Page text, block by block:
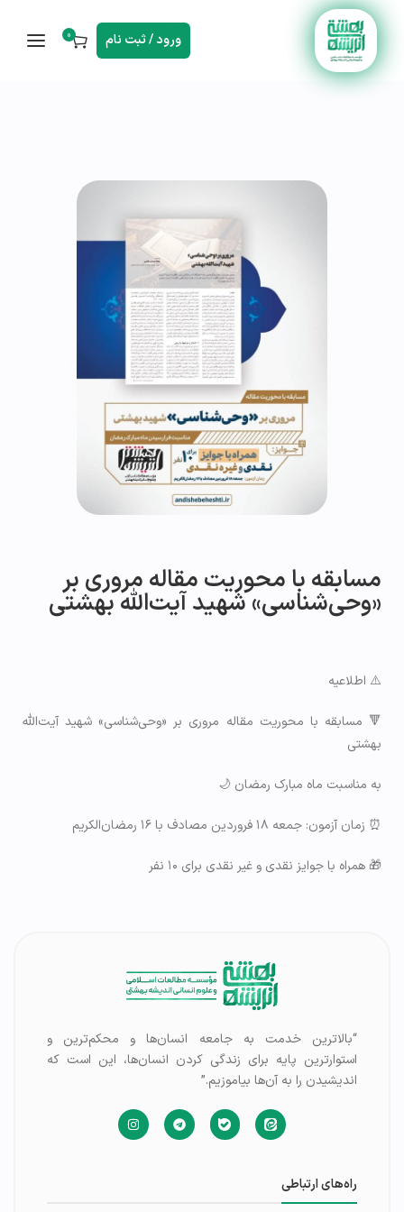
ورود / ثبت نام 0
مسابقه با محوریت مقاله مروری بر
«وحی‌شناسی» شهید آیت‌الله بهشتی
⚠️ اطلاعیه
🔻 مسابقه با محوریت مقاله مروری بر «وحی‌شناسی» شهید آیت‌الله
بهشتی
به مناسبت ماه مبارک رمضان 🌙
⏰ زمان آزمون: جمعه ۱۸ فروردین مصادف با ۱۶ رمضان‌الکریم
🎁 همراه با جوایز نقدی و غیر نقدی برای ۱۰ نفر
“بالاترین خدمت به جامعه انسان‌ها و محکم‌ترین و
استوارترین پایه برای زندگی کردن انسان‌ها، این است که
اندیشیدن را به آن‌ها بیاموزیم.”
راه‌های ارتباطی